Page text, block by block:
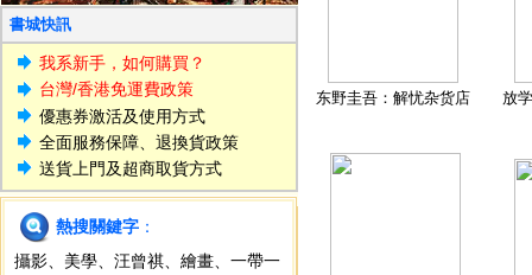
書城快訊
我系新手，如何購買？
台灣/香港免運費政策
優惠券激活及使用方式
全面服務保障、退換貨政策
送貨上門及超商取貨方式
熱搜關鍵字 ：
攝影
美學 汪曾祺 繪畫
一帶一
东野圭吾：解忧杂货店 放